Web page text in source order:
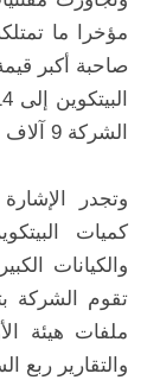
مؤخرا ما
صاحبة أكبر
الشركة 9 آلاف عملة بيتكوين إضافية.
كميات
والكيانات
تقوم الشركة
والتقارير ربع